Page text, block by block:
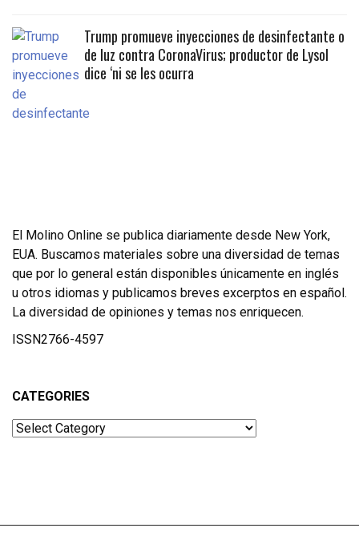
Trump promueve inyecciones de desinfectante o
de luz contra CoronaVirus; productor de Lysol
dice ‘ni se les ocurra
El Molino Online se publica diariamente desde New York,
EUA. Buscamos materiales sobre una diversidad de temas
que por lo general están disponibles únicamente en inglés
u otros idiomas y publicamos breves excerptos en español.
La diversidad de opiniones y temas nos enriquecen.
ISSN2766-4597
CATEGORIES
Categories